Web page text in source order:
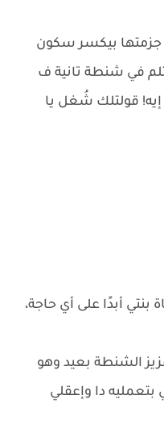
بيكسر سكون
في شنطة تانية ف
قولتلك شُغل يا
أبدًا على أي حاجة،
الشنطة بعيد وهو
دا وإعقلي